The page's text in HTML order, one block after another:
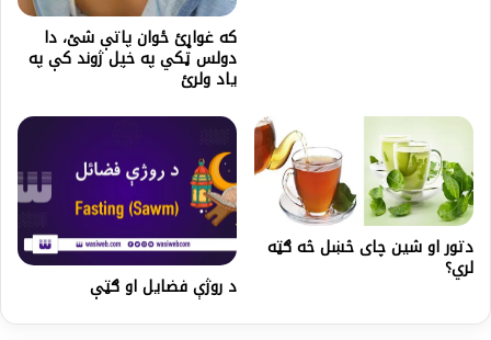
که غواړئ ځوان پاتې شئ، دا
دولس ټکي په خپل ژوند کې په
یاد ولرئ
دتور او شین چای څښل څه ګټه
لري؟
د روژې فضایل او ګټې